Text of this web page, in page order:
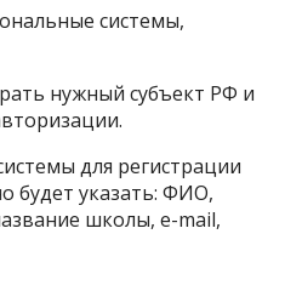
системы,
нужный субъект РФ и
для регистрации
будет указать: ФИО,
школы, e-mail,